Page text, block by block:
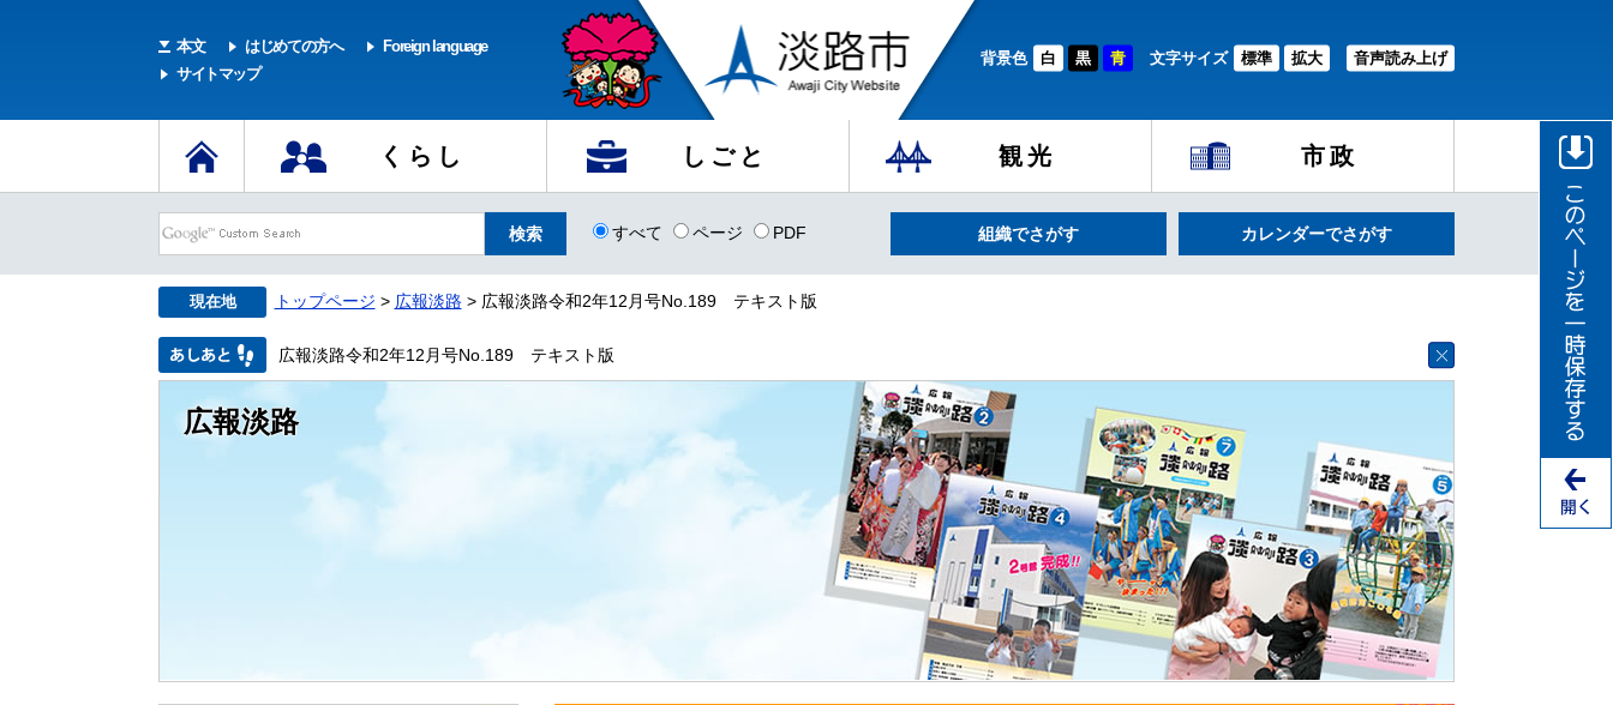
本文 はじめての方へ
Foreign language
サイトマップ
背景色 白 黒 青 文字サイズ 標準 拡大 音声読み上げ
くらし しごと 観光 市政
すべて ページ PDF 組織でさがす カレンダーでさがす
現在地 トップページ > 広報淡路 > 広報淡路令和2年12月号No.189 テキスト版
広報淡路令和2年12月号No.189 テキスト版
広報淡路